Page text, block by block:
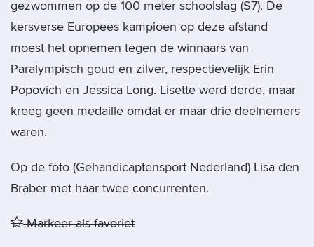
gezwommen op de 100 meter schoolslag (S7). De
kersverse Europees kampioen op deze afstand
moest het opnemen tegen de winnaars van
Paralympisch goud en zilver, respectievelijk Erin
Popovich en Jessica Long. Lisette werd derde, maar
kreeg geen medaille omdat er maar drie deelnemers
waren.
Op de foto (Gehandicaptensport Nederland) Lisa den
Braber met haar twee concurrenten.
Markeer als favoriet